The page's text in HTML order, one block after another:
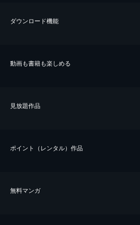
ダウンロード機能
動画も書籍も楽しめる
⾒放題作品
ポイント（レンタル）作品
無料マンガ